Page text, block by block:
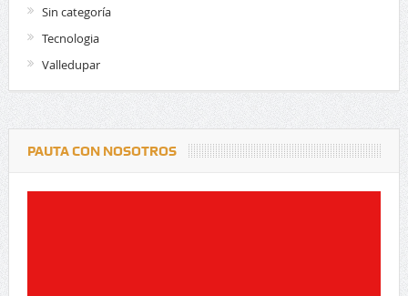
Sin categoría
Tecnologia
Valledupar
PAUTA CON NOSOTROS